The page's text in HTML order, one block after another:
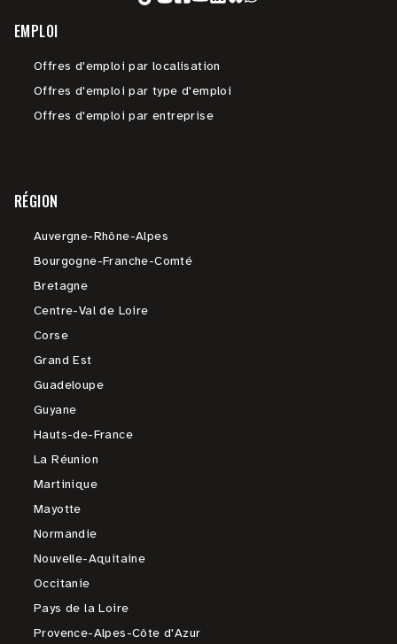
EMPLOI
Offres d'emploi par localisation
Offres d'emploi par type d'emploi
Offres d'emploi par entreprise
RÉGION
Auvergne-Rhône-Alpes
Bourgogne-Franche-Comté
Bretagne
Centre-Val de Loire
Corse
Grand Est
Guadeloupe
Guyane
Hauts-de-France
La Réunion
Martinique
Mayotte
Normandie
Nouvelle-Aquitaine
Occitanie
Pays de la Loire
Provence-Alpes-Côte d'Azur